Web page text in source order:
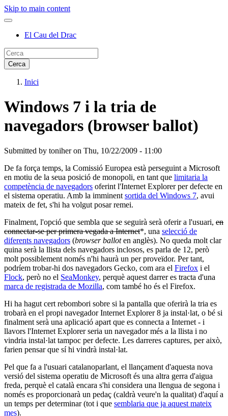
Skip to main content
El Cau del Drac
Inici
Windows 7 i la tria de
navegadors (browser ballot)
Submitted by toniheron Thu, 10/22/2009 - 11:00
De fa força temps, la Comissió Europea està perseguint a Microsoft
en motiu de la seua posició de monopoli, en tant que limitaria la
competència de navegadors oferint l'Internet Explorer per defecte en
el sistema operatiu. Amb la imminent sortida del Windows 7, avui
mateix de fet, s'hi ha volgut posar remei.
Finalment, l'opció que sembla que se seguirà serà oferir a l'usuari, en
connectar-se per primera vegada a Internet*, una selecció de
diferents navegadors (browser balloten anglès). No queda molt clar
quina serà la llista dels navegadors inclosos, es parla de 12, però
molt possiblement només n'hi haurà un per proveïdor. Per tant,
podríem trobar-hi dos navegadors Gecko, com ara el Firefox i el
Flock, però no el SeaMonkey, perquè aquest darrer es tracta d'una
marca de registrada de Mozilla, com també ho és el Firefox.
Hi ha hagut cert rebombori sobre si la pantalla que oferirà la tria es
trobarà en el propi navegador Internet Explorer 8 ja instal·lat, o bé si
finalment serà una aplicació apart que es connecta a Internet - i
llavors l'Internet Explorer seria un navegador més a la llista i no
vindria instal·lat tampoc per defecte. Les darreres captures, per això,
farien pensar que sí hi vindrà instal·lat.
Pel que fa a l'usuari catalanoparlant, el llançament d'aquesta nova
versió del sistema operatiu de Microsoft és una altra gerra d'aigua
freda, perquè el català encara s'hi considera una llengua de segona i
només es proporcionarà un pedaç (caldrà veure'n la qualitat) d'aquí a
un temps per determinar (tot i que semblaria que ja aquest mateix
mes).